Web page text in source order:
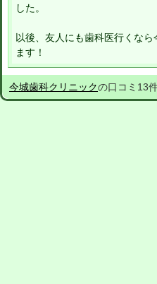
した。
以後、友人にも歯科医行くな
ます！
今城歯科クリニックの口コミ13